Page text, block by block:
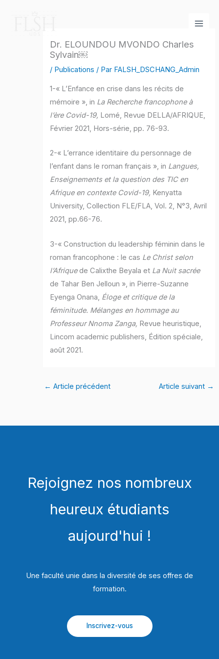
Dr. ELOUNDOU MVONDO Charles
Sylvain￼
/ Publications / Par FALSH_DSCHANG_Admin
1-« L’Enfance en crise dans les récits de
mémoire », in La Recherche francophone à
l’ère Covid-19, Lomé, Revue DELLA/AFRIQUE,
Février 2021, Hors-série, pp. 76-93.
2-« L’errance identitaire du personnage de
l’enfant dans le roman français », in Langues,
Enseignements et la question des TIC en
Afrique en contexte Covid-19, Kenyatta
University, Collection FLE/FLA, Vol. 2, N°3, Avril
2021, pp.66-76.
3-« Construction du leadership féminin dans le
roman francophone : le cas Le Christ selon
l’Afriquede Calixthe Beyala et La Nuit sacrée
de Tahar Ben Jelloun », in Pierre-Suzanne
Eyenga Onana, Éloge et critique de la
féminitude. Mélanges en hommage au
Professeur Nnoma Zanga, Revue heuristique,
Lincom academic publishers, Édition spéciale,
août 2021.
← Article précédent Article suivant →
Rejoignez nos nombreux
heureux étudiants
aujourd'hui !
Une faculté unie dans la diversité de ses offres de
formation.​
Inscrivez-vous